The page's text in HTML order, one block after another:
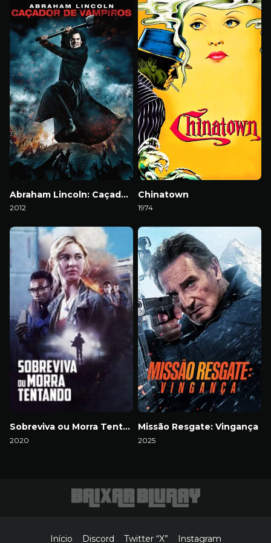
Abraham Lincoln: Caçador de Vampiros
2012
Chinatown
1974
Sobreviva ou Morra Tentando
2020
Missão Resgate: Vingança
2025
Início Discord Twitter “X” Instagram